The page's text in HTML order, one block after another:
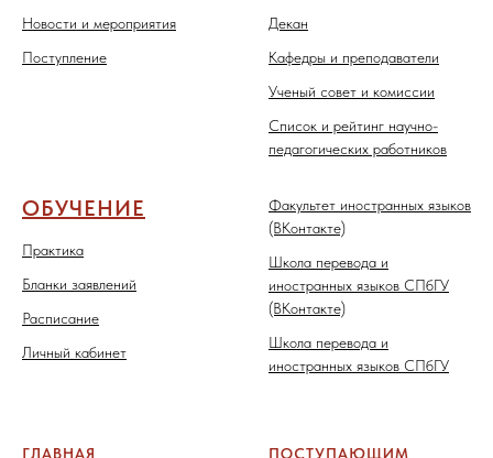
Новости и мероприятия
Поступление
Декан
Кафедры и преподаватели
Ученый совет и комиссии
Список и рейтинг научно-
педагогических работников
ОБУЧЕНИЕ
Практика
Бланки заявлений
Расписание
Личный кабинет
Факультет иностранных языков
(ВКонтакте)
Школа перевода и
иностранных языков СПбГУ
(ВКонтакте)
Школа перевода и
иностранных языков СПбГУ
ГЛАВНАЯ ПОСТУПАЮЩИМ